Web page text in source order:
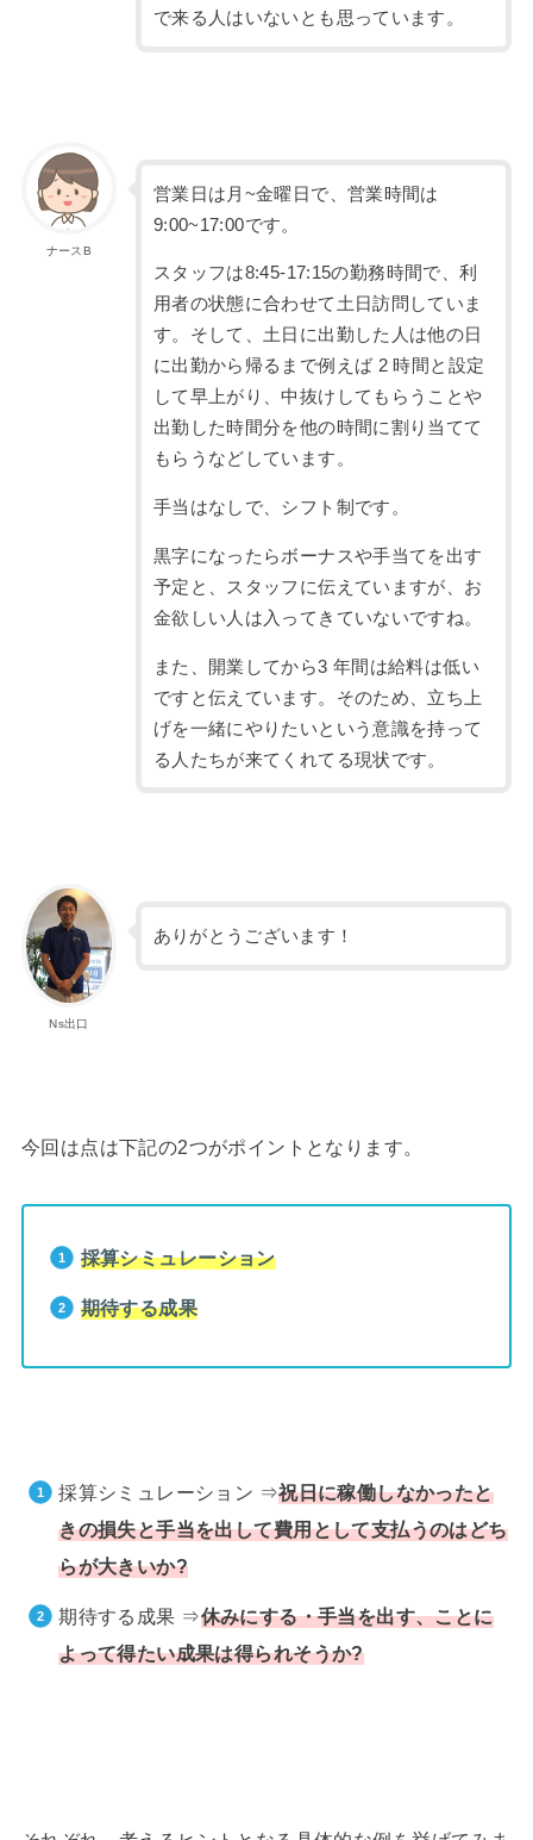
で来る人はいないとも思っています。
ナースB
営業日は月~金曜日で、営業時間は
9:00~17:00です。
スタッフは8:45-17:15の勤務時間で、利
用者の状態に合わせて土日訪問していま
す。そして、土日に出勤した人は他の日
に出勤から帰るまで例えば 2 時間と設定
して早上がり、中抜けしてもらうことや
出勤した時間分を他の時間に割り当てて
もらうなどしています。
手当はなしで、シフト制です。
黒字になったらボーナスや手当てを出す
予定と、スタッフに伝えていますが、お
金欲しい人は入ってきていないですね。
また、開業してから3 年間は給料は低い
ですと伝えています。そのため、立ち上
げを一緒にやりたいという意識を持って
る人たちが来てくれてる現状です。
Ns出口
ありがとうございます！
今回は点は下記の2つがポイントとなります。
採算シミュレーション
期待する成果
採算シミュレーション ⇒祝日に稼働しなかったと
きの損失と手当を出して費用として支払うのはどち
らが大きいか?
期待する成果 ⇒休みにする・手当を出す、ことに
よって得たい成果は得られそうか?